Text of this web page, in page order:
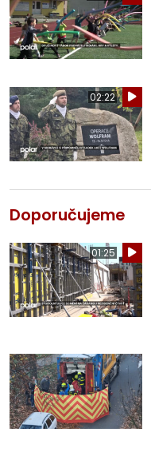
02:22
Doporučujeme
01:25